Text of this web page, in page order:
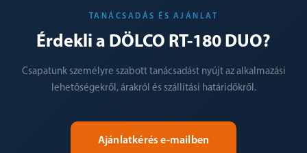
TANÁCSADÁS ÉS AJÁNLAT
Érdekli a DÖLCO RT-180 DUO?
Csapatunk személyre szabott tanácsadást nyújt az alkalmazási
lehetőségekről, árakról és szállítási határidőkről.
Ajánlatkérés e-mailben